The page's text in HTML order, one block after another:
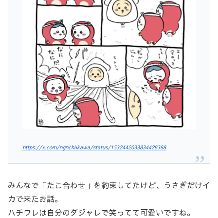
https://x.com/ngnchiikawa/status/1532442033834426368
みんなで「たこ合わせ」を約束してたけど、うさぎだけイ
カで来たお話。
ハチワレは自分のダジャレで笑ってて可愛いですね。